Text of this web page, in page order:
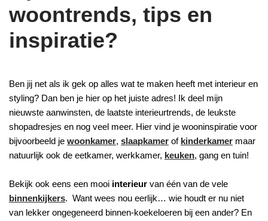
woontrends, tips en
inspiratie?
Ben jij net als ik gek op alles wat te maken heeft met interieur en
styling? Dan ben je hier op het juiste adres! Ik deel mijn
nieuwste aanwinsten, de laatste interieurtrends, de leukste
shopadresjes en nog veel meer. Hier vind je wooninspiratie voor
bijvoorbeeld je woonkamer, slaapkamer of kinderkamer maar
natuurlijk ook de eetkamer, werkkamer, keuken, gang en tuin!
Bekijk ook eens een mooi interieur van één van de vele
binnenkijkers. Want wees nou eerlijk… wie houdt er nu niet
van lekker ongegeneerd binnen-koekeloeren bij een ander? En